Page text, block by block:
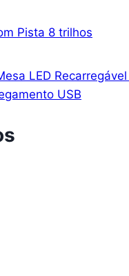
Pista 8 trilhos
LED
USB